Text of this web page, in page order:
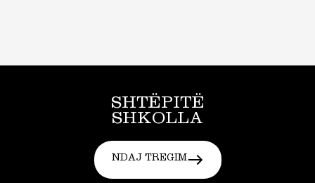
SHTËPITË
SHKOLLA
NDAJ TREGIM